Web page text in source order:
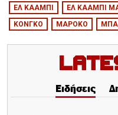
ΕΛ ΚΑΑΜΠΙ
ΕΛ ΚΑΑΜΠΙ
ΚΟΝΓΚΟ
ΜΑΡΟΚΟ
Ειδήσεις